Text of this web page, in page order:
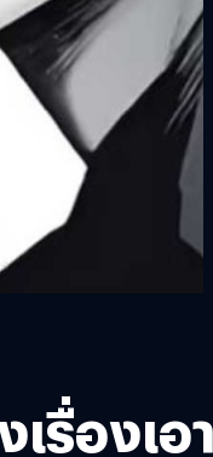
รื่องเอ